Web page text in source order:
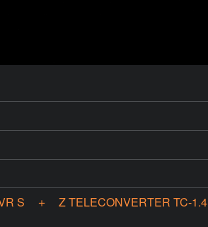
VR S ＋ Z TELECONVERTER TC-1.4